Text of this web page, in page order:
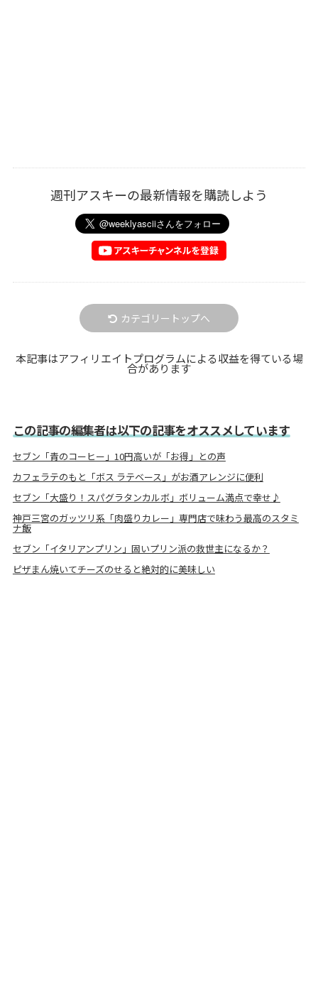
週刊アスキーの最新情報を購読しよう
カテゴリートップへ
本記事はアフィリエイトプログラムによる収益を得ている場
合があります
この記事の編集者は以下の記事をオススメしています
セブン「青のコーヒー」10円高いが「お得」との声
カフェラテのもと「ボス ラテベース」がお酒アレンジに便利
セブン「大盛り！スパグラタンカルボ」ボリューム満点で幸せ♪
神戸三宮のガッツリ系「肉盛りカレー」専門店で味わう最高のスタミ
ナ飯
セブン「イタリアンプリン」固いプリン派の救世主になるか？
ピザまん焼いてチーズのせると絶対的に美味しい